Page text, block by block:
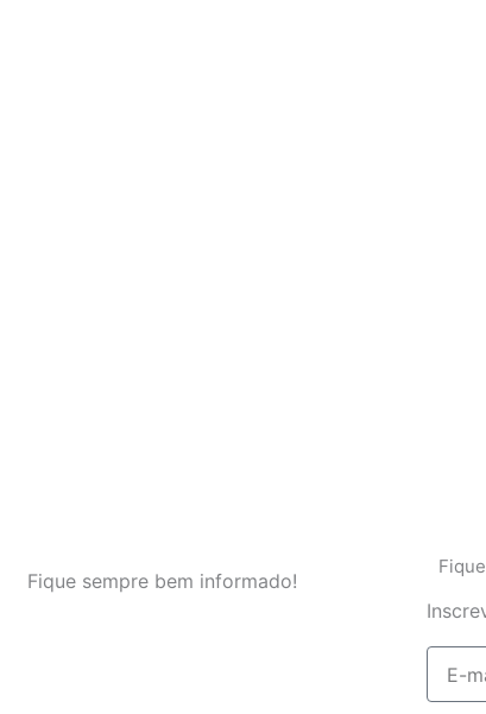
Fique sempre bem informado!
mail